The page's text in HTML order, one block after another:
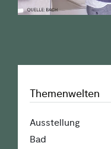
Themenwelten
Ausstellung
Bad